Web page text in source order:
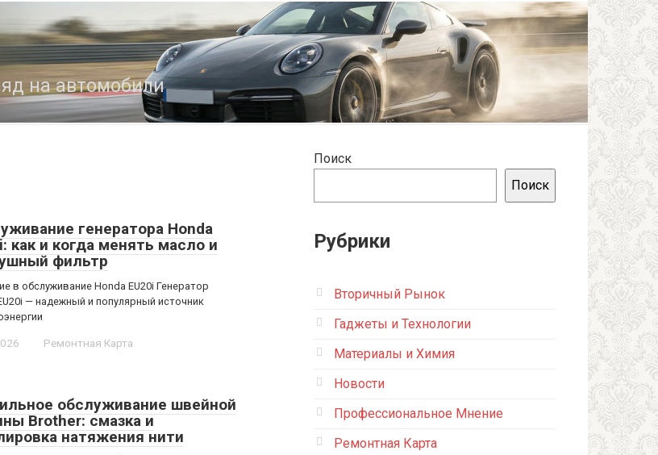
на автомобили
генератора Honda
как и когда менять масло и
фильтр
в обслуживание Honda EU20i Генератор
— надежный и популярный источник
Ремонтная Карта
обслуживание швейной
Brother: смазка и
натяжения нити
Поиск
Поиск
Рубрики
Вторичный Рынок
Гаджеты и Технологии
Материалы и Химия
Новости
Профессиональное Мнение
Ремонтная Карта